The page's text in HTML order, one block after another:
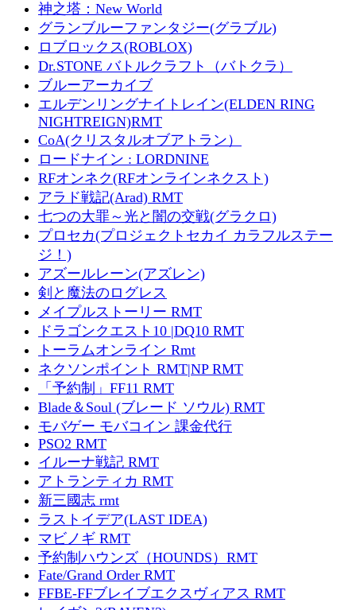
神之塔：New World
グランブルーファンタジー(グラブル)
ロブロックス(ROBLOX)
Dr.STONE バトルクラフト（バトクラ）
ブルーアーカイブ
エルデンリングナイトレイン(ELDEN RING
NIGHTREIGN)RMT
CoA(クリスタルオブアトラン）
ロードナイン : LORDNINE
RFオンネク(RFオンラインネクスト)
アラド戦記(Arad) RMT
七つの大罪～光と闇の交戦(グラクロ)
プロセカ(プロジェクトセカイ カラフルステー
ジ！)
アズールレーン(アズレン)
剣と魔法のログレス
メイプルストーリー RMT
ドラゴンクエスト10 |DQ10 RMT
トーラムオンライン Rmt
ネクソンポイント RMT|NP RMT
「予約制」FF11 RMT
Blade＆Soul (ブレード ソウル) RMT
モバゲー モバコイン 課金代行
PSO2 RMT
イルーナ戦記 RMT
アトランティカ RMT
新三國志 rmt
ラストイデア(LAST IDEA)
マビノギ RMT
予約制ハウンズ（HOUNDS）RMT
Fate/Grand Order RMT
FFBE-FFブレイブエクスヴィアス RMT